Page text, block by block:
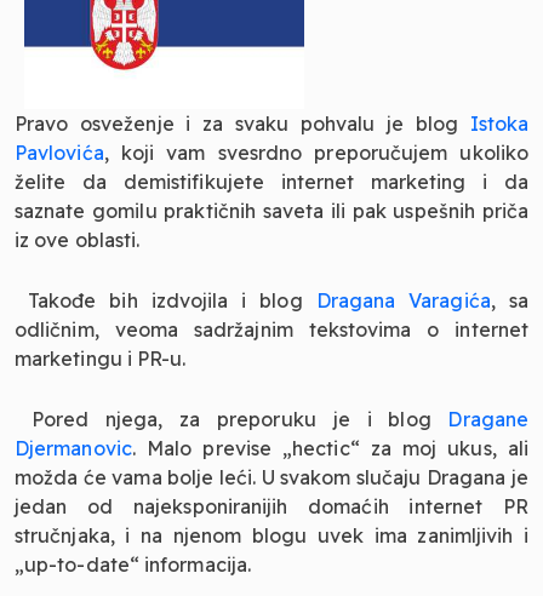
Pravo osveženje i za svaku pohvalu je blog Istoka
Pavlovića, koji vam svesrdno preporučujem ukoliko
želite da demistifikujete internet marketing i da
saznate gomilu praktičnih saveta ili pak uspešnih priča
iz ove oblasti.
Takođe bih izdvojila i blog Dragana Varagića, sa
odličnim, veoma sadržajnim tekstovima o internet
marketingu i PR-u.
Pored njega, za preporuku je i blog Dragane
Djermanovic. Malo previse „hectic“ za moj ukus, ali
možda će vama bolje leći. U svakom slučaju Dragana je
jedan od najeksponiranijih domaćih internet PR
stručnjaka, i na njenom blogu uvek ima zanimljivih i
„up-to-date“ informacija.